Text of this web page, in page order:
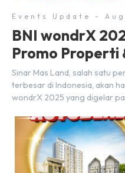
Events Update -
BNI wondrX
Promo Properti
Eksklusif
Sinar Mas Land, salah satu
terbesar di Indonesia, akan
wondrX 2025 yang digelar
di Hall 9, Booth Sinar Mas
wujud komitmen Sinar Mas
kemudahan dan
hunian […]